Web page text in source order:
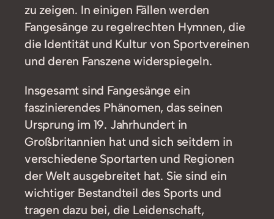
zu zeigen. In einigen Fällen werden
Fangesänge zu regelrechten Hymnen, die
die Identität und Kultur von Sportvereinen
und deren Fanszene widerspiegeln.
Insgesamt sind Fangesänge ein
faszinierendes Phänomen, das seinen
Ursprung im 19. Jahrhundert in
Großbritannien hat und sich seitdem in
verschiedene Sportarten und Regionen
der Welt ausgebreitet hat. Sie sind ein
wichtiger Bestandteil des Sports und
tragen dazu bei, die Leidenschaft,